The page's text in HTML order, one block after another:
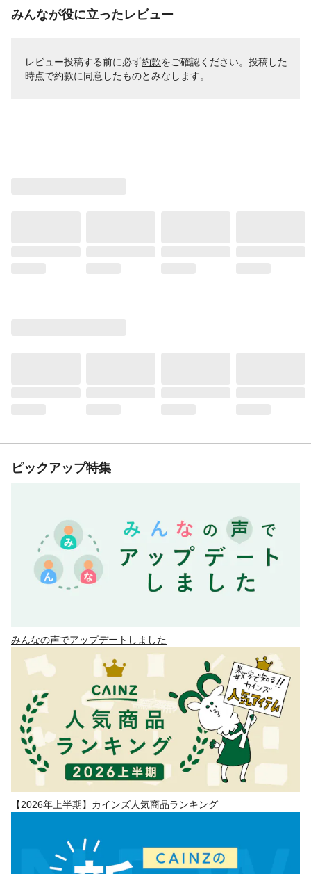
みんなが役に立ったレビュー
レビュー投稿する前に必ず約款をご確認ください。投稿した
時点で約款に同意したものとみなします。
ピックアップ特集
みんなの声でアップデートしました
【2026年上半期】カインズ人気商品ランキング